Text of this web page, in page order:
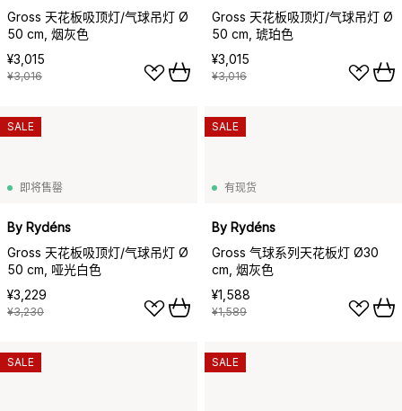
Gross 天花板吸顶灯/气球吊灯 Ø
50 cm, 烟灰色
¥3,015
¥3,016
Gross 天花板吸顶灯/气球吊灯 Ø
50 cm, 琥珀色
¥3,015
¥3,016
即将售罄
By Rydéns
Gross 天花板吸顶灯/气球吊灯 Ø
50 cm, 哑光白色
¥3,229
¥3,230
SALE
有现货
By Rydéns
Gross 气球系列天花板灯 Ø30
cm, 烟灰色
¥1,588
¥1,589
SALE
SALE SALE